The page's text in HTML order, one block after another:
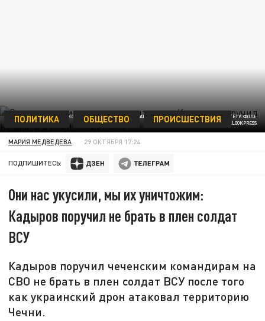
РАМЗАН КАДЫРОВ СДЕЛАЛ ЗАЯВЛЕНИЕ ПОСЛЕ АТАКИ БЕСПИЛОТНИКА ПО УНИВЕРСИТЕТУ. ФОТО:
KOMSOMOLSKAYA PRAVDA/GLOBALLOOKPRESS
ПОЛИТИКА ОБЩЕСТВО ПРОИСШЕСТВИЯ
МАРИЯ МЕДВЕДЕВА 29 ОКТЯБРЯ 17:24
ПОДПИШИТЕСЬ:
Они нас укусили, мы их уничтожим:
Кадыров поручил не брать в плен солдат
ВСУ
Кадыров поручил чеченским командирам на
СВО не брать в плен солдат ВСУ после того
как украинский дрон атаковал территорию
Чечни.